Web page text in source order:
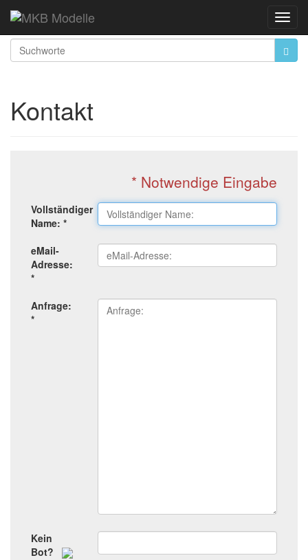
Startseite Kontakt
Kontakt
* Notwendige Eingabe
Vollständiger
Name: *
eMail-
Adresse:
*
Anfrage:
*
Kein
Bot?